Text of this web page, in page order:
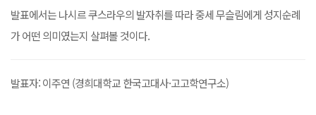
발표에서는 나시르 쿠스라우의 발자취를 따라 중세 무슬림에게 성지순례
가 어떤 의미였는지 살펴볼 것이다.
발표자: 이주연 (경희대학교 한국고대사·고고학연구소)